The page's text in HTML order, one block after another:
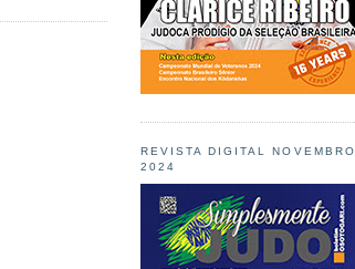
REVISTA DIGITAL NOVEMBRO
2024